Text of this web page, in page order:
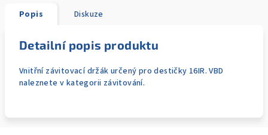
Popis Diskuze
Detailní popis produktu
Vnitřní závitovací držák určený pro destičky 16IR. VBD
naleznete v kategorii závitování.